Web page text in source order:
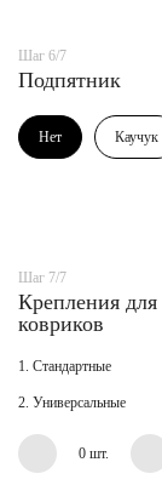
Шаг 6/7
Подпятник
Нет Каучук
Шаг 7/7
Крепления для
ковриков
1. Стандартные
2. Универсальные
0 шт.